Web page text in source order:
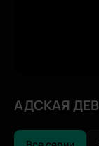
АДСКАЯ